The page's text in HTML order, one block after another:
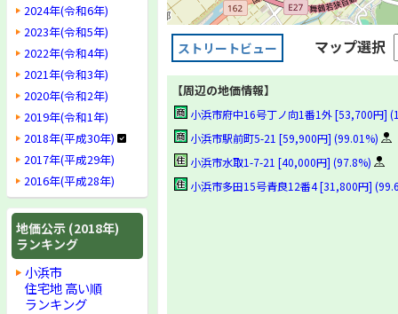
ストリートビュー マップ選択
【周辺の地価情報】
小浜市府中16号丁ノ向1番1外 [53,700円]
小浜市駅前町5-21 [59,900円] (99.01%)
小浜市水取1-7-21 [40,000円] (97.8%)
小浜市多田15号青良12番4 [31,800円]
2024年(令和6年)
2023年(令和5年)
2022年(令和4年)
2021年(令和3年)
2020年(令和2年)
2019年(令和1年)
2018年(平成30年)
2017年(平成29年)
2016年(平成28年)
地価公示 (2018年)
ランキング
小浜市
住宅地 高い順
ランキング